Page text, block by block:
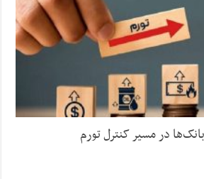
در مسیر کنترل تورم